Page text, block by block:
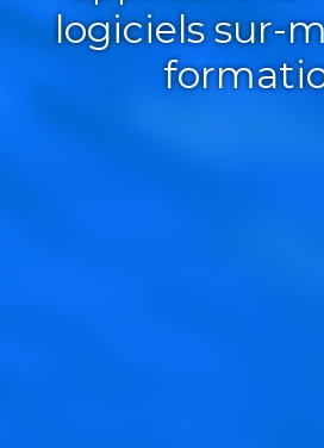
logiciels sur-